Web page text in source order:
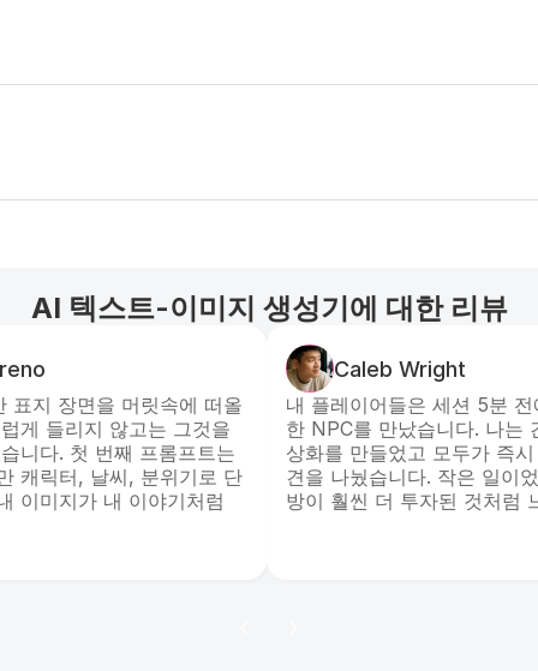
AI 텍스트-이미지 생성기에 대한 리뷰
표지 장면을 머릿속에 떠올
게 들리지 않고는 그것을
니다. 첫 번째 프롬프트는
캐릭터, 날씨, 분위기로 단
이미지가 내 이야기처럼
Caleb Wright
내 플레이어들은 세션 5분
한 NPC를 만났습니다. 나는
상화를 만들었고 모두가 즉
견을 나눴습니다. 작은 일이
방이 훨씬 더 투자된 것처럼